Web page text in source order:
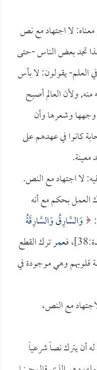
لا اجتهاد مع نص
تجد بعض الناس -حتى
العلم- يقولون: لا بأس
منه, ولأن العالم أصبح
وشعرها وأن
كانوا في عهدهم على
معينة.
لا اجتهاد مع النص.
العمل بحكم مع أنه
وَالسَّارِقُ وَالسَّارِقَةُ
فـ عمرترك القطع
قلوبهم وهي موجودة في
مع النص،
أن يترك نصاً شرعياً